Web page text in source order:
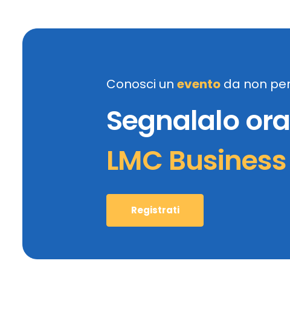
Conosci un evento da non
Segnalalo
LMC Business
Registrati